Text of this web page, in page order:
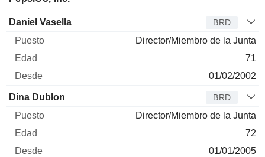
Administrador
Daniel Vasella BRD
Director/Miembro de la Junta
71
01/02/2002
Dina Dublon BRD
Director/Miembro de la Junta
72
01/01/2005